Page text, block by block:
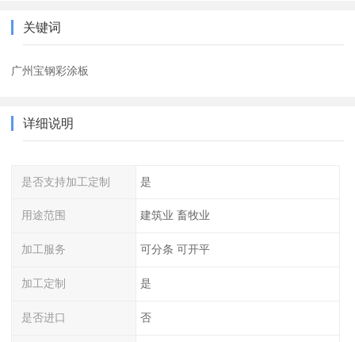
关键词
广州宝钢彩涂板
详细说明
是否支持加工定制 是
用途范围 建筑业 畜牧业
加工服务 可分条 可开平
加工定制 是
是否进口 否